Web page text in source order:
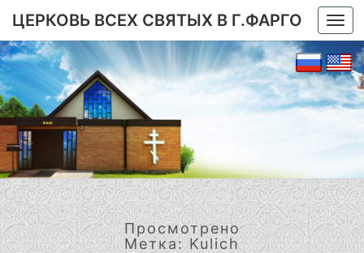
ЦЕРКОВЬ ВСЕХ СВЯТЫХ В Г.ФАРГО
Просмотрено
Метка:Kulich